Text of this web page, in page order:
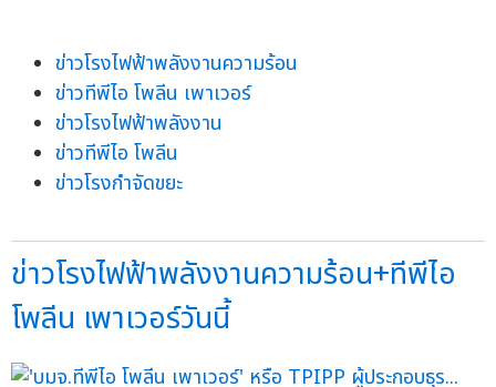
ข่าวโรงไฟฟ้าพลังงานความร้อน
ข่าวทีพีไอ โพลีน เพาเวอร์
ข่าวโรงไฟฟ้าพลังงาน
ข่าวทีพีไอ โพลีน
ข่าวโรงกำจัดขยะ
ข่าวโรงไฟฟ้าพลังงานความร้อน+ทีพีไอ
โพลีน เพาเวอร์วันนี้